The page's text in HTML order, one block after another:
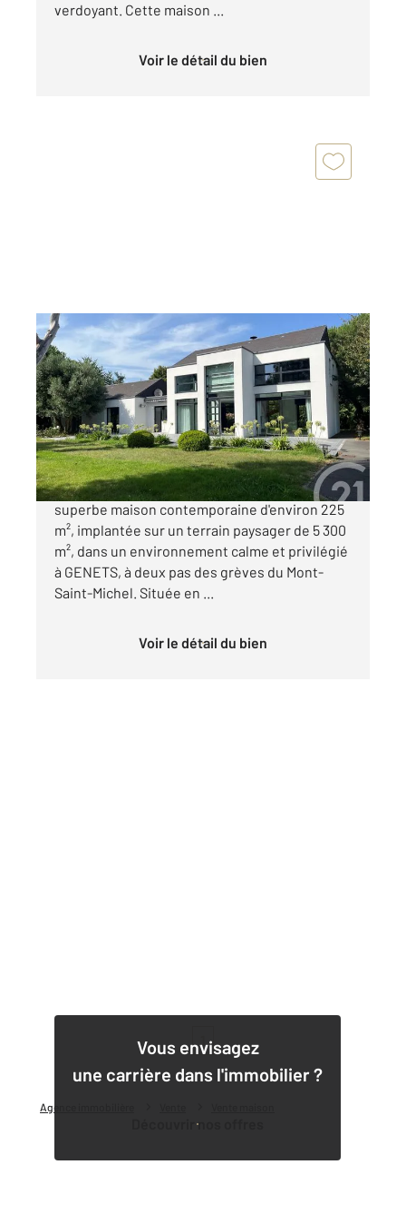
Agence immobilière
verdoyant. Cette maison ...
Voir le détail du bien
GENETS 50
225 m 2
, 5 pièces
Ref : 44821
Maison à vendre
937 500 €
CENTURY 21 Royer Immo vous propose cette
superbe maison contemporaine d'environ 225
m², implantée sur un terrain paysager de 5 300
m², dans un environnement calme et privilégié
à GENETS, à deux pas des grèves du Mont-
Saint-Michel. Située en ...
Voir le détail du bien
Vous envisagez
une carrière dans l'immobilier ?
Découvrir nos offres
1